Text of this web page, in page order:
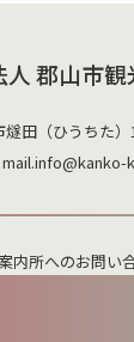
郡山市観
燧田（ひうちた
info@kanko-
内所へのお問い